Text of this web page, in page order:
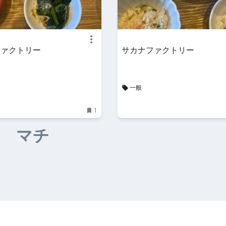
クトリー
1
サカナファクトリー
一般
マチ